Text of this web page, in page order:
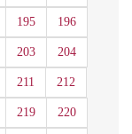
195 196
203 204
211 212
219 220